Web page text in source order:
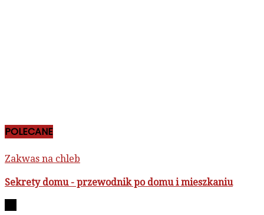
POLECANE
Zakwas na chleb
Sekrety domu - przewodnik po domu i mieszkaniu